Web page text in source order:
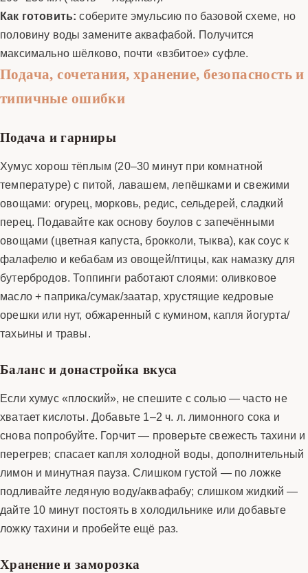
Как готовить: соберите эмульсию по базовой схеме, но
половину воды замените аквафабой. Получится
максимально шёлково, почти «взбитое» суфле.
Подача, сочетания, хранение, безопасность и
типичные ошибки
Подача и гарниры
Хумус хорош тёплым (20–30 минут при комнатной
температуре) с питой, лавашем, лепёшками и свежими
овощами: огурец, морковь, редис, сельдерей, сладкий
перец. Подавайте как основу боулов с запечёнными
овощами (цветная капуста, брокколи, тыква), как соус к
фалафелю и кебабам из овощей/птицы, как намазку для
бутербродов. Топпинги работают слоями: оливковое
масло + паприка/сумак/заатар, хрустящие кедровые
орешки или нут, обжаренный с кумином, капля йогурта/
тахьины и травы.
Баланс и донастройка вкуса
Если хумус «плоский», не спешите с солью — часто не
хватает кислоты. Добавьте 1–2 ч. л. лимонного сока и
снова попробуйте. Горчит — проверьте свежесть тахини и
перегрев; спасает капля холодной воды, дополнительный
лимон и минутная пауза. Слишком густой — по ложке
подливайте ледяную воду/аквафабу; слишком жидкий —
дайте 10 минут постоять в холодильнике или добавьте
ложку тахини и пробейте ещё раз.
Хранение и заморозка